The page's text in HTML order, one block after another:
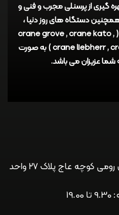
گیری از پرسنلی مجرب و فنی و
همچنین دستگاه های روز دنیا ،
آماده اجاره بهترین جرثقیل ها ( crane grove , crane kato ,
crane liebherr , crane tadano , crane terex ) به صورت
شما عزیزان می باشد.
کوچه عاج پلاک ۲۷ واحد